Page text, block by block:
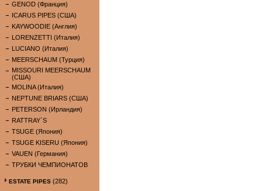
GENOD (Франция)
ICARUS PIPES (США)
KAYWOODIE (Англия)
LORENZETTI (Италия)
LUCIANO (Италия)
MEERSCHAUM (Турция)
MISSOURI MEERSCHAUM
(США)
MOLINA (Италия)
NEPTUNE BRIARS (США)
PETERSON (Ирландия)
RATTRAY`S
TSUGE (Япония)
TSUGE KISERU (Япония)
VAUEN (Германия)
ТРУБКИ ЧЕМПИОНАТОВ
ESTATE PIPES (282)